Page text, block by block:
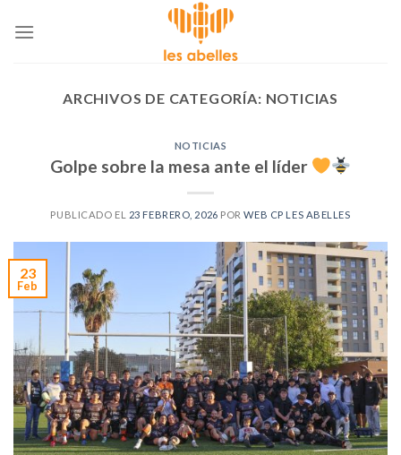
ARCHIVOS DE CATEGORÍA: NOTICIAS
NOTICIAS
Golpe sobre la mesa ante el líder
PUBLICADO EL 23 FEBRERO, 2026 PORWEB CP LES ABELLES
23
Feb